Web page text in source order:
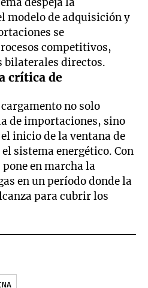
modelo de adquisición y
se
competitivos,
bilaterales directos.
crítica de
no solo
de importaciones, sino
inicio de la ventana de
sistema energético. Con
en marcha la
en un período donde la
para cubrir los